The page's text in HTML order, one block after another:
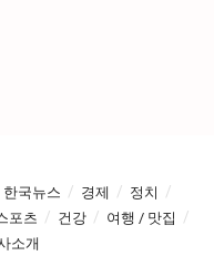
한국뉴스 경제
정치
포츠 건강
여행 / 맛집
소개